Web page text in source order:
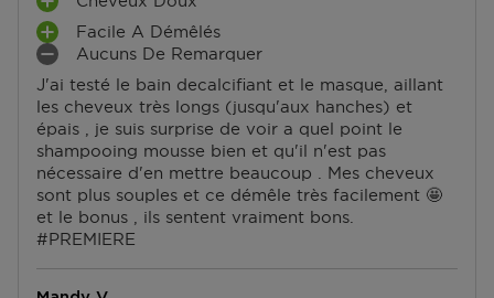
J'ai testé le bain decalcifiant et le masque, aillant
les cheveux très longs (jusqu'aux hanches) et
épais , je suis surprise de voir a quel point le
shampooing mousse bien et qu'il n'est pas
nécessaire d'en mettre beaucoup . Mes cheveux
sont plus souples et ce démêle très facilement 🤩
et le bonus , ils sentent vraiment bons.
#PREMIERE
A
V
A
N
T
A
G
A
V
A
N
T
A
G
E
S
Facile A Démêlés
I
N
C
O
N
V
É
N
I
Aucuns De Remarquer